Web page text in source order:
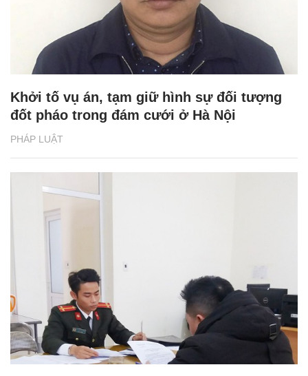
PHÁP LUẬT
Khởi tố vụ án, tạm giữ hình sự đối tượng
đốt pháo trong đám cưới ở Hà Nội